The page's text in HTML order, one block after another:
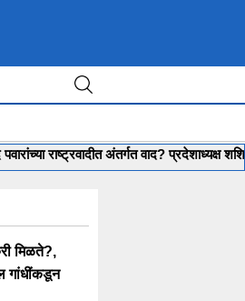
राष्ट्रवादीत अंतर्गत वाद? प्रदेशाध्यक्ष
मिळते?,
गांधींकडून